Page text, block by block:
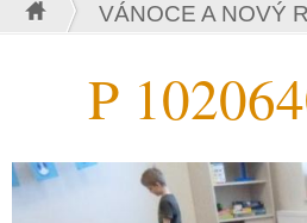
Jste zde
VÁNOCE A NOVÝ
P